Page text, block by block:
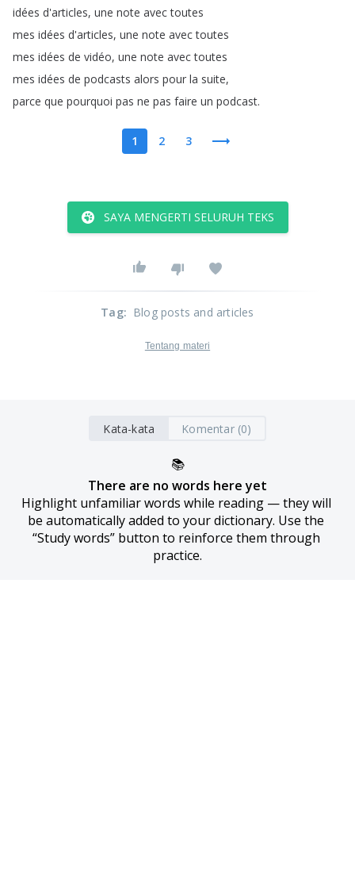
idées d'articles, une note avec toutes
mes idées d'articles, une note avec toutes
mes idées de vidéo, une note avec toutes
mes idées de podcasts alors pour la suite,
parce que pourquoi pas ne pas faire un podcast.
1 2 3
SAYA MENGERTI SELURUH TEKS
Tag: Blog posts and articles
Tentang materi
Kata-kata Komentar (0)
📚
There are no words here yet
Highlight unfamiliar words while reading — they will
be automatically added to your dictionary. Use the
“Study words” button to reinforce them through
practice.